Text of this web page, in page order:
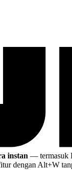
instan — termasuk
dengan Alt+W